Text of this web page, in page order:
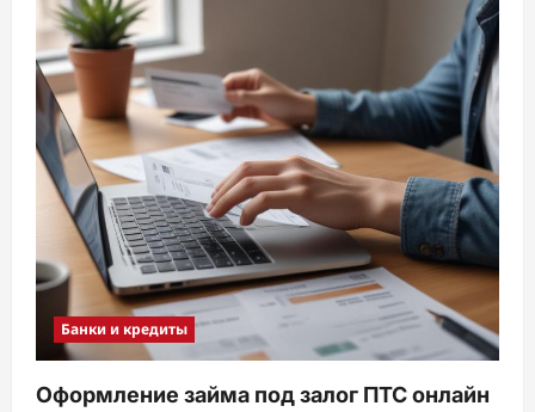
Банки и кредиты
Оформление займа под залог ПТС онлайн